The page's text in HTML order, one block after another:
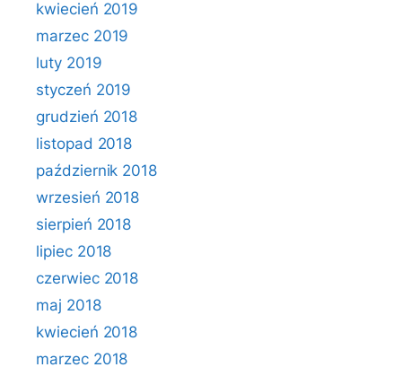
kwiecień 2019
marzec 2019
luty 2019
styczeń 2019
grudzień 2018
listopad 2018
październik 2018
wrzesień 2018
sierpień 2018
lipiec 2018
czerwiec 2018
maj 2018
kwiecień 2018
marzec 2018